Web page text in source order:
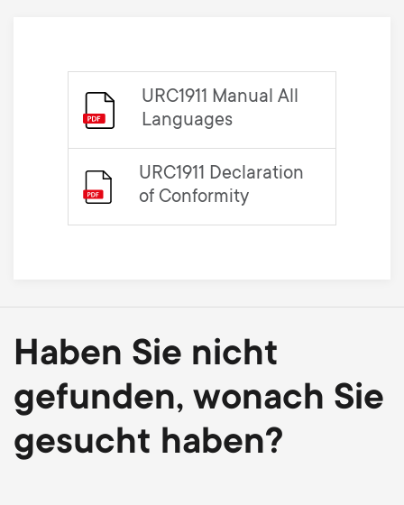
URC1911 Manual All
Languages
URC1911 Declaration
of Conformity
Haben Sie nicht
gefunden, wonach Sie
gesucht haben?